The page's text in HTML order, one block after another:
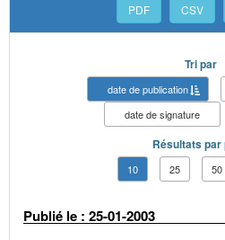
PDF CSV
Tri par
date de publication
date de signature
Résultats par
10 25 50
Publié le : 25-01-2003